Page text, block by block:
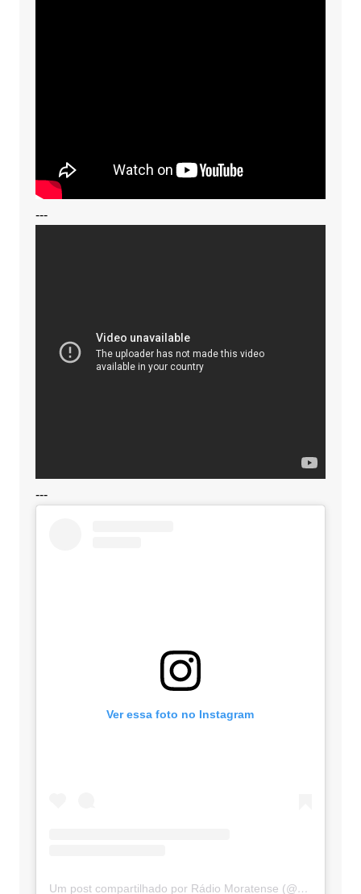
---
---
Ver essa foto no Instagram
Um post compartilhado por Rádio Moratense (@radio_moratense)